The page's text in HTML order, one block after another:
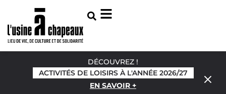
DÉCOUVREZ !
ACTIVITÉS DE LOISIRS À L'ANNÉE 2026/27
EN SAVOIR +